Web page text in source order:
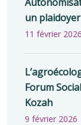
un
11 février 2026
Forum
Kozah
9 février 2026